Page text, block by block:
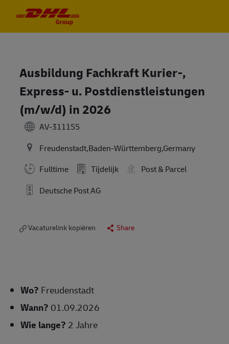
Ausbildung Fachkraft Kurier-,
Express- u. Postdienstleistungen
(m/w/d) in 2026
AV-311155
Freudenstadt,Baden-Württemberg,Germany
Fulltime
Tijdelijk
Post & Parcel
Deutsche Post AG
Vacaturelink kopiëren Share
Wo? Freudenstadt
Wann? 01.09.2026
Wie lange? 2 Jahre